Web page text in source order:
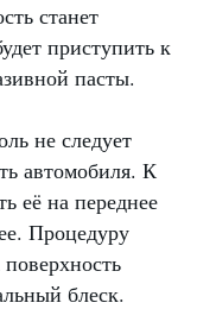
станет
приступить к
пасты.
не следует
автомобиля. К
её на переднее
Процедуру
блеск.